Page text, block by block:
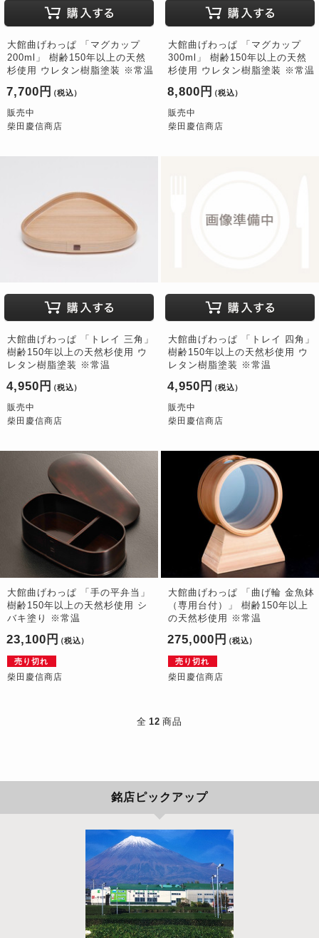
大館曲げわっぱ 「マグカップ
200ml」 樹齢150年以上の天然
杉使用 ウレタン樹脂塗装 ※常温
7,700円 （税込）
販売中
柴田慶信商店
大館曲げわっぱ 「マグカップ
300ml」 樹齢150年以上の天然
杉使用 ウレタン樹脂塗装 ※常温
8,800円 （税込）
販売中
柴田慶信商店
大館曲げわっぱ 「トレイ 三角」
樹齢150年以上の天然杉使用 ウ
レタン樹脂塗装 ※常温
4,950円 （税込）
販売中
柴田慶信商店
大館曲げわっぱ 「トレイ 四角」
樹齢150年以上の天然杉使用 ウ
レタン樹脂塗装 ※常温
4,950円 （税込）
販売中
柴田慶信商店
大館曲げわっぱ 「手の平弁当」
樹齢150年以上の天然杉使用 シ
バキ塗り ※常温
23,100円 （税込）
売り切れ
柴田慶信商店
大館曲げわっぱ 「曲げ輪 金魚鉢
（専用台付）」 樹齢150年以上
の天然杉使用 ※常温
275,000円 （税込）
売り切れ
柴田慶信商店
全 12 商品
銘店ピックアップ